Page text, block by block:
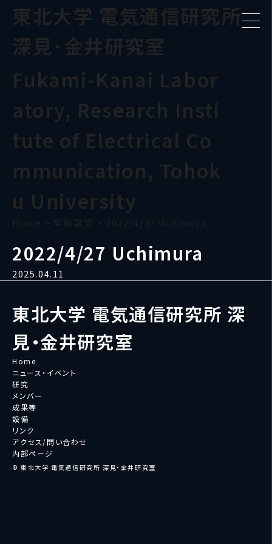
東北大学 電気通信研究所
深見･金井研究室
Fukami-Kanai Labor
atory, Research Insti
tute of Electrical Co
mmunication, Tohok
u University
Home > 学術論文 > 2022/4/27 Uchimura
2022/4/27 Uchimura
2025.04.11
東北大学 電気通信研究所 深
見・金井研究室
Home
ニュース・イベント
研究
メンバー
成果等
設備
リンク
アクセス/問い合わせ
内部ページ
© 東北大学 電気通信研究所 深見・金井研究室